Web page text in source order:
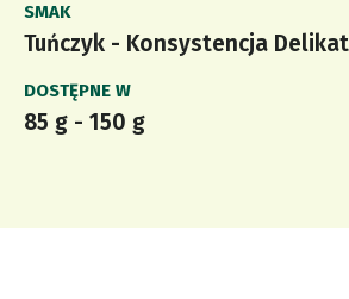
SMAK
Tuńczyk - Konsystencja
DOSTĘPNE W
85 g - 150 g